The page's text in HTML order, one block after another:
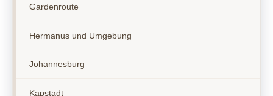
Gardenroute
Hermanus und Umgebung
Johannesburg
Kapstadt